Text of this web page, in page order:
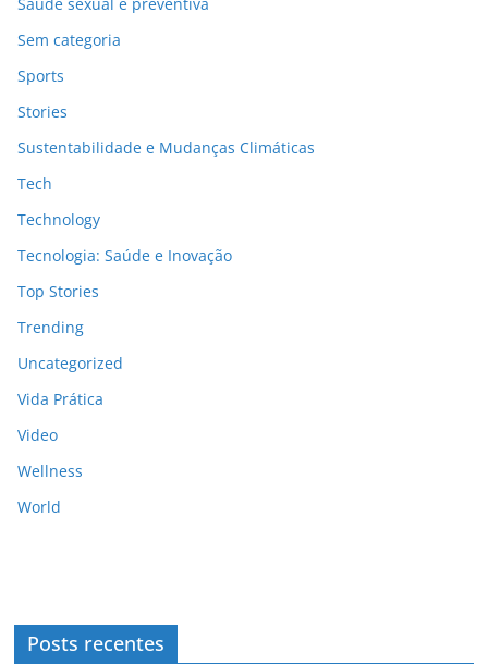
Sem categoria
Sports
Stories
Sustentabilidade e Mudanças Climáticas
Tech
Technology
Tecnologia: Saúde e Inovação
Top Stories
Trending
Uncategorized
Vida Prática
Video
Wellness
World
Posts recentes